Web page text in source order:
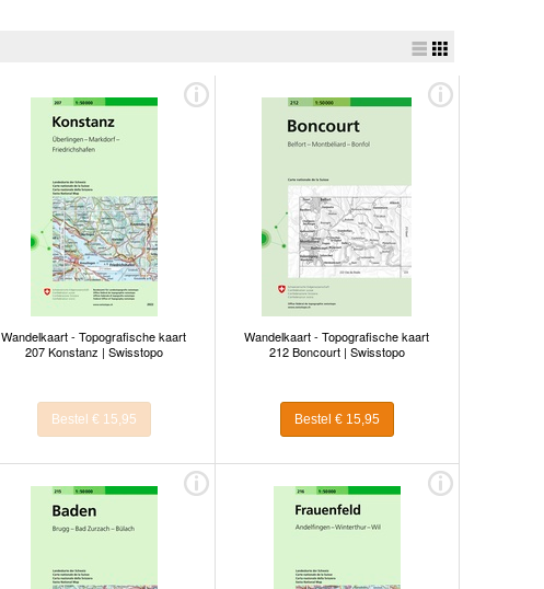
Wandelkaart - Topografische kaart
207 Konstanz | Swisstopo
Bestel € 15,95
Wandelkaart - Topografische kaart
212 Boncourt | Swisstopo
Bestel € 15,95